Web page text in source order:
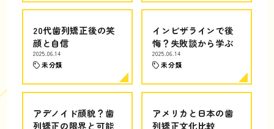
20代歯列矯正後の笑
顔と自信
2025.06.14
未分類
インビザラインで後
悔？失敗談から学ぶ
2025.06.14
未分類
アデノイド顔貌？歯
列矯正の限界と可能
アメリカと日本の歯
列矯正文化比較